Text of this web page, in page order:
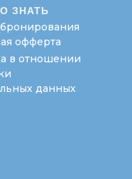
ЗНАТЬ
в отношении
данных
офферта